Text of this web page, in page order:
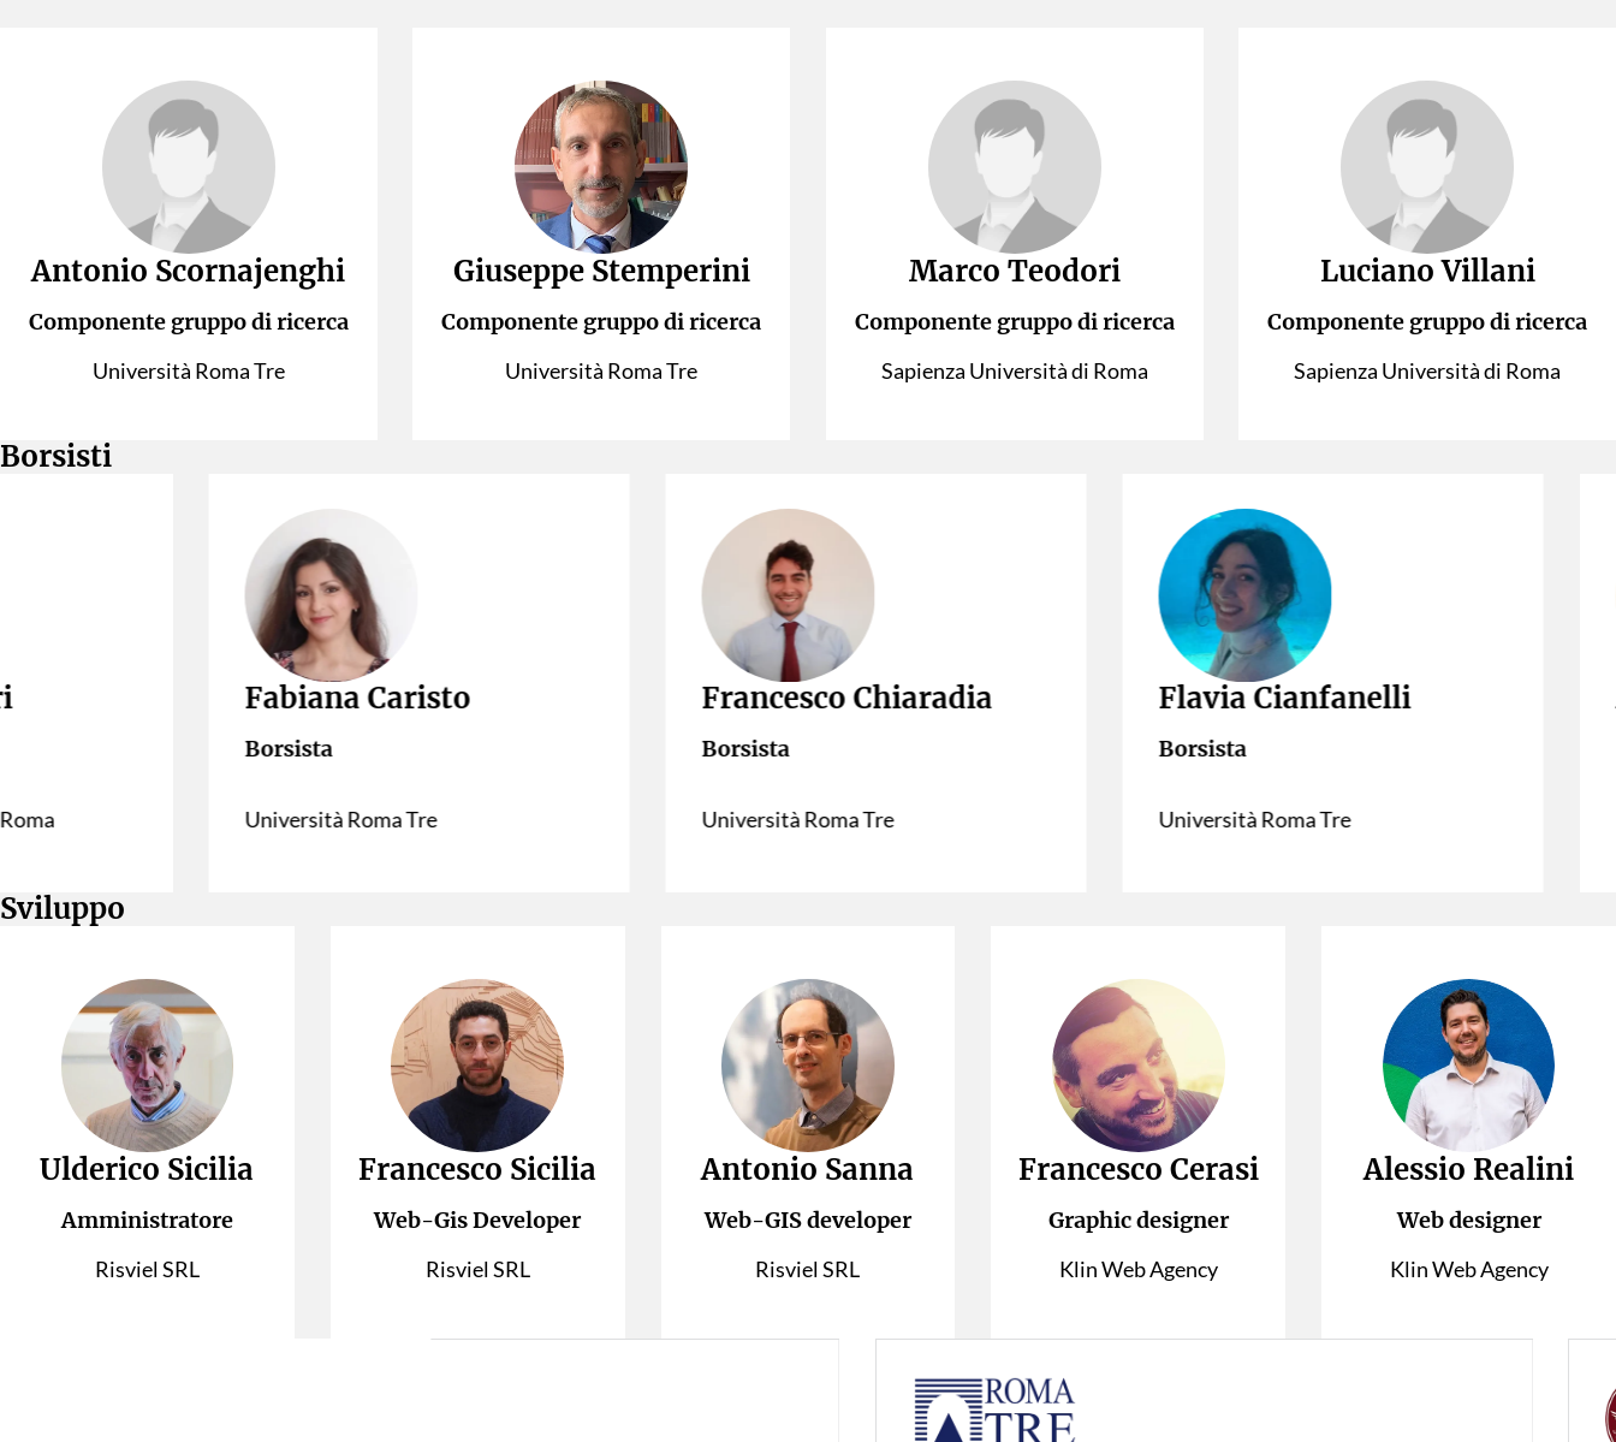
Antonio Scornajenghi
Componente gruppo di ricerca
Università Roma Tre
Giuseppe Stemperini
Componente gruppo di ricerca
Università Roma Tre
Marco Teodori
Componente gruppo di ricerca
Sapienza Università di Roma
Luciano Villani
Componente gruppo di ricerca
Sapienza Università di Roma
Borsisti
Fabiana Caristo
Borsista
Università Roma Tre
Francesco Chiaradia
Borsista
Università Roma Tre
Flavia Cianfanelli
Borsista
Università Roma Tre
Sviluppo
Ulderico Sicilia
Amministratore
Risviel SRL
Francesco Sicilia
Web-Gis Developer
Risviel SRL
Antonio Sanna
Web-GIS developer
Risviel SRL
Francesco Cerasi
Graphic designer
Klin Web Agency
Alessio Realini
Web designer
Klin Web Agency